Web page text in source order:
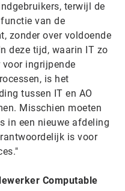
terwijl de
van de
zonder over voldoende
deze tijd, waarin IT zo
ingrijpende
is het
tussen IT en AO
Misschien moeten
in een nieuwe afdeling
is voor
Computable